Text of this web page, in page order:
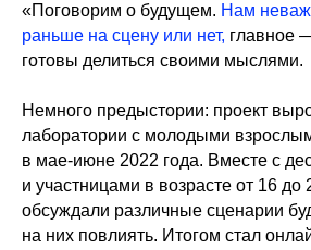
«Поговорим о будущем. Нам
раньше на сцену или нет, главное
готовы делиться своими мыслями.
Немного предыстории: проект
лаборатории с молодыми
в мае-июне 2022 года. Вместе с
и участницами в возрасте от 16 до
обсуждали различные сценарии
на них повлиять. Итогом стал